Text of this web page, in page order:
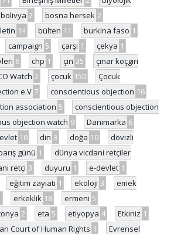
bolivya 2 bosna hersek 2
14 bülten 11 burkina faso 1
campaign 5 çarşı 1 çekya 1
6 chp 1 çin 35
çınar koçgiri
Watch 2 çocuk 150
Çocuk
e.V 7 conscientious objection 16
association 5
conscientious objection
objection watch 9 Danimarka 6
10 din 3 doğa 10
dövizli
günü 1
dünya vicdani retçiler
retçi 3 duyuru 1 e-devlet 1
eğitim zayiatı 1 ekoloji 3
emek
erkeklik 18 ermeni 5
2 eta 5 etiyopya 4 Etkiniz 1
Court of Human Rights 1
Evrensel